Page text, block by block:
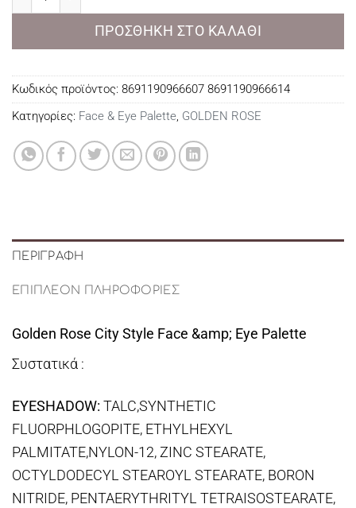
ΠΡΟΣΘΉΚΗ ΣΤΟ ΚΑΛΆΘΙ
Κωδικός προϊόντος: 8691190966607 8691190966614
Κατηγορίες: Face & Eye Palette, GOLDEN ROSE
ΠΕΡΙΓΡΑΦΉ
ΕΠΙΠΛΈΟΝ ΠΛΗΡΟΦΟΡΊΕΣ
Golden Rose City Style Face &amp; Eye Palette
Συστατικά :
EYESHADOW: TALC,SYNTHETIC
FLUORPHLOGOPITE, ETHYLHEXYL
PALMITATE,NYLON-12, ZINC STEARATE,
OCTYLDODECYL STEAROYL STEARATE, BORON
NITRIDE, PENTAERYTHRITYL TETRAISOSTEARATE,